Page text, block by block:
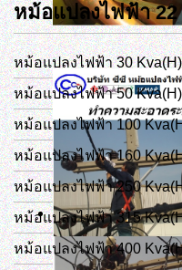
หม้อแปลงไฟฟ้า 22
หม้อแปลงไฟฟ้า 30 Kva(H)
หม้อแปลงไฟฟ้า 50 Kva(H)
หม้อแปลงไฟฟ้า 100
หม้อแปลงไฟฟ้า 160
หม้อแปลงไฟฟ้า 250
หม้อแปลงไฟฟ้า 315
หม้อแปลงไฟฟ้า 400